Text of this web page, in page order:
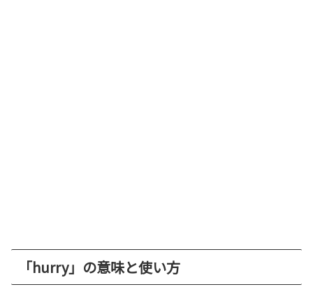
「hurry」の意味と使い方